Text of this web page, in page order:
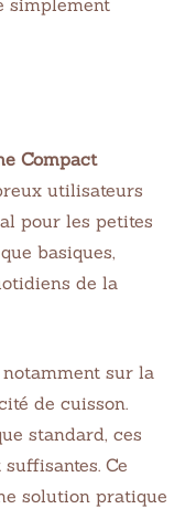
simplement
Compact
utilisateurs
pour les petites
basiques,
de la
sur la
de cuisson.
standard, ces
Ce
solution pratique